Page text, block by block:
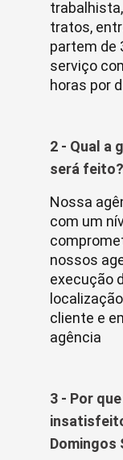
tratos,
partem de
serviço
horas por
2 - Qual a
será feito?
Nossa
com um
nossos
execução
cliente e
agência
3 - Por
Domingos